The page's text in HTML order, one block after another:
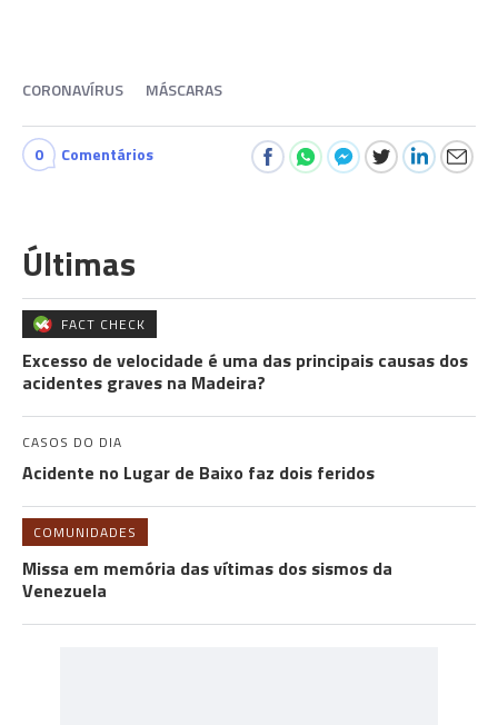
CORONAVÍRUS MÁSCARAS
0 Comentários
Últimas
FACT CHECK
Excesso de velocidade é uma das principais causas dos
acidentes graves na Madeira?
CASOS DO DIA
Acidente no Lugar de Baixo faz dois feridos
COMUNIDADES
Missa em memória das vítimas dos sismos da
Venezuela